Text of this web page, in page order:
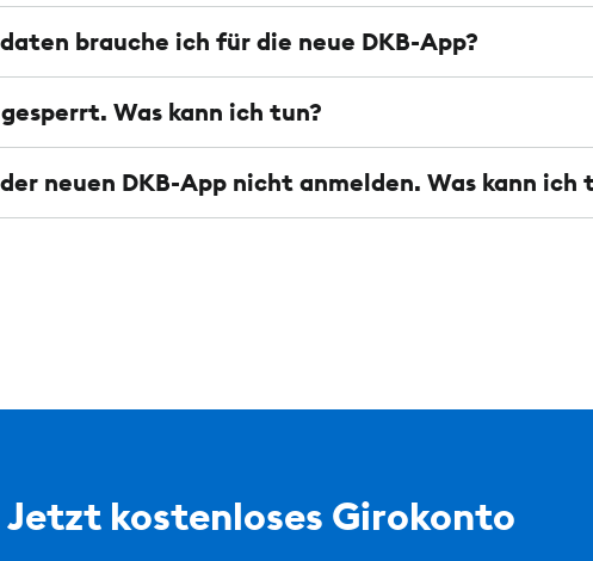
brauche ich für die neue DKB-App?
Was kann ich tun?
neuen DKB-App nicht anmelden. Was kann ich
kostenloses Girokonto